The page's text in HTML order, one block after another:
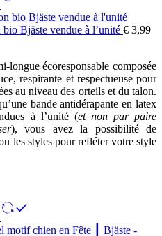
Bjäste vendue à l’unité € 3,99
longue écoresponsable composée
respirante et respectueuse pour
au niveau des orteils et du talon.
bande antidérapante en latex
à l’unité (et non par paire
), vous avez la possibilité de
les styles pour refléter votre style